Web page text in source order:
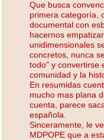
Que busca
primera categoría,
documental con
hacernos
unidimensionales
concretos, nunca
todo" y convertirse
comunidad y la
En resumidas
mucho mas plana
cuenta, parece
española.
Sinceramente, le
MDPOPE que a